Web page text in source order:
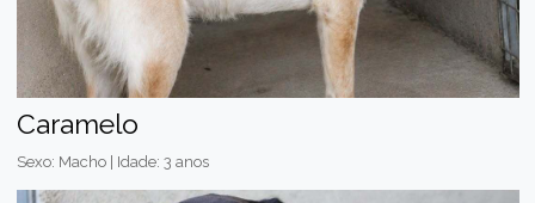
Caramelo
Sexo: Macho | Idade: 3 anos